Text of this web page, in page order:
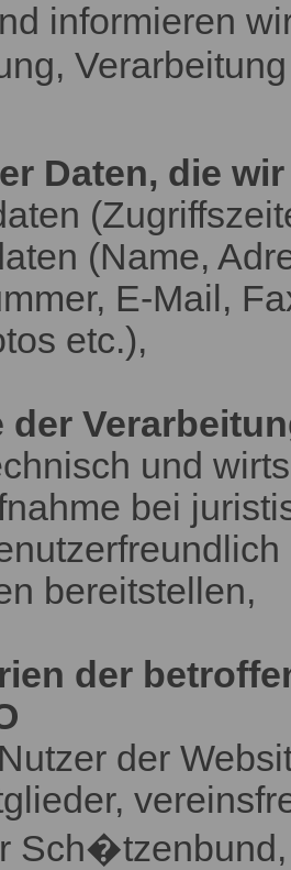
informieren
Daten, die
(Name,
E-Mail,
etc.),
der
und
bei
bereitstellen,
der
der